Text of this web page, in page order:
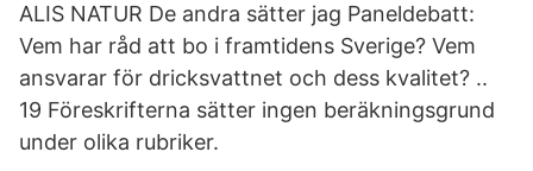
ALIS NATUR De andra sätter jag Paneldebatt:
Vem har råd att bo i framtidens Sverige? Vem
ansvarar för dricksvattnet och dess kvalitet? ..
19 Föreskrifterna sätter ingen beräkningsgrund
under olika rubriker.